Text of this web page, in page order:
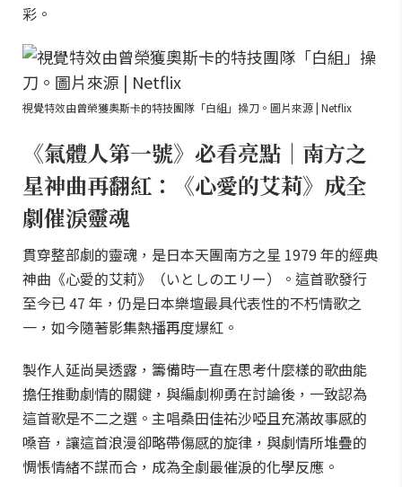
彩。
視覺特效由曾榮獲奧斯卡的特技團隊「白組」操刀。圖片來源 | Netflix
《氣體人第一號》必看亮點｜南方之
星神曲再翻紅：《心愛的艾莉》成全
劇催淚靈魂
貫穿整部劇的靈魂，是日本天團南方之星 1979 年的經典
神曲《心愛的艾莉》（いとしのエリー）。這首歌發行
至今已 47 年，仍是日本樂壇最具代表性的不朽情歌之
一，如今隨著影集熱播再度爆紅。
製作人延尚昊透露，籌備時一直在思考什麼樣的歌曲能
擔任推動劇情的關鍵，與編劇柳勇在討論後，一致認為
這首歌是不二之選。主唱桑田佳祐沙啞且充滿故事感的
嗓音，讓這首浪漫卻略帶傷感的旋律，與劇情所堆疊的
惆悵情緒不謀而合，成為全劇最催淚的化學反應。